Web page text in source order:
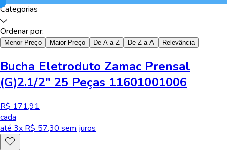
Categorias
Ordenar por:
Menor Preço Maior Preço De A a Z De Z a A Relevância
Bucha Eletroduto Zamac Prensal
(G)2.1/2" 25 Peças 11601001006
R$ 171,91
cada
até 3x R$ 57,30 sem juros